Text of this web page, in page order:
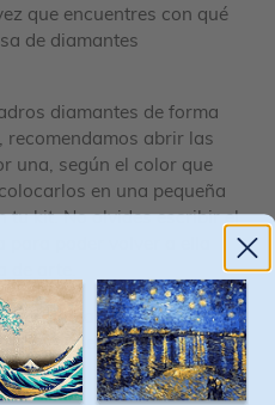
que encuentres con qué
de diamantes
diamantes de forma
recomendamos abrir las
una, según el color que
en una pequeña
tu kit. No olvides escribir el
de diamantes en la
se superpongan y estén